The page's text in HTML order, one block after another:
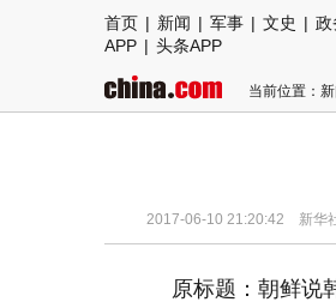
首页 | 新闻 | 军事 | 文史 | 政
APP | 头条APP
当前位置：
2017-06-10 21:20:42 新华
原标题：朝鲜说